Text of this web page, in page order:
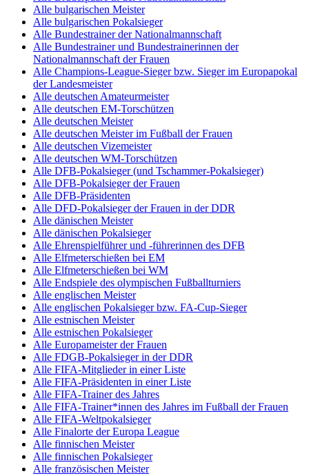
Alle bulgarischen Meister
Alle bulgarischen Pokalsieger
Alle Bundestrainer der Nationalmannschaft
Alle Bundestrainer und Bundestrainerinnen der
Nationalmannschaft der Frauen
Alle Champions-League-Sieger bzw. Sieger im Europapokal
der Landesmeister
Alle deutschen Amateurmeister
Alle deutschen EM-Torschützen
Alle deutschen Meister
Alle deutschen Meister im Fußball der Frauen
Alle deutschen Vizemeister
Alle deutschen WM-Torschützen
Alle DFB-Pokalsieger (und Tschammer-Pokalsieger)
Alle DFB-Pokalsieger der Frauen
Alle DFB-Präsidenten
Alle DFD-Pokalsieger der Frauen in der DDR
Alle dänischen Meister
Alle dänischen Pokalsieger
Alle Ehrenspielführer und -führerinnen des DFB
Alle Elfmeterschießen bei EM
Alle Elfmeterschießen bei WM
Alle Endspiele des olympischen Fußballturniers
Alle englischen Meister
Alle englischen Pokalsieger bzw. FA-Cup-Sieger
Alle estnischen Meister
Alle estnischen Pokalsieger
Alle Europameister der Frauen
Alle FDGB-Pokalsieger in der DDR
Alle FIFA-Mitglieder in einer Liste
Alle FIFA-Präsidenten in einer Liste
Alle FIFA-Trainer des Jahres
Alle FIFA-Trainer*innen des Jahres im Fußball der Frauen
Alle FIFA-Weltpokalsieger
Alle Finalorte der Europa League
Alle finnischen Meister
Alle finnischen Pokalsieger
Alle französischen Meister